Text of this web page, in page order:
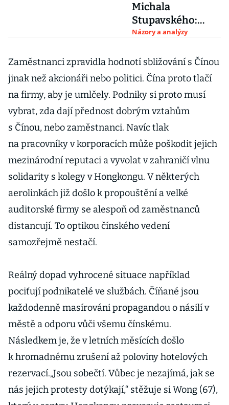
Michala
Stupavského:
Vytáhne Čína
zbraň?
Názory a analýzy
Zaměstnanci zpravidla hodnotí sbližování s Čínou
jinak než akcionáři nebo politici. Čína proto tlačí
na firmy, aby je umlčely. Podniky si proto musí
vybrat, zda dají přednost dobrým vztahům
s Čínou, nebo zaměstnanci. Navíc tlak
na pracovníky v korporacích může poškodit jejich
mezinárodní reputaci a vyvolat v zahraničí vlnu
solidarity s kolegy v Hongkongu. V některých
aerolinkách již došlo k propouštění a velké
auditorské firmy se alespoň od zaměstnanců
distancují. To optikou čínského vedení
samozřejmě nestačí.
Reálný dopad vyhrocené situace například
pociťují podnikatelé ve službách. Číňané jsou
každodenně masírováni propagandou o násilí v
městě a odporu vůči všemu čínskému.
Následkem je, že v letních měsících došlo
k hromadnému zrušení až poloviny hotelových
rezervací.„Jsou sobečtí. Vůbec je nezajímá, jak se
nás jejich protesty dotýkají,“ stěžuje si Wong (67),